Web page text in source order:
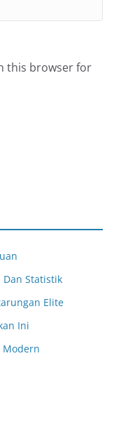
this browser for
Dan Statistik
Elite
Ini
Modern